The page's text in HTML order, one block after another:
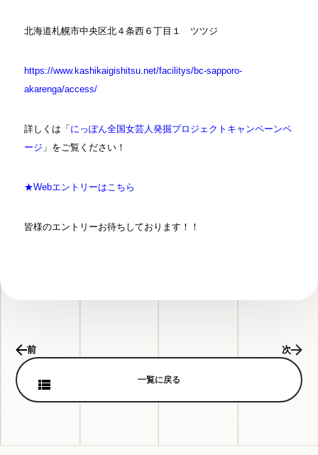
北海道札幌市中央区北４条西６丁目１ ツツジ
https://www.kashikaigishitsu.net/facilitys/bc-sapporo-
akarenga/access/
詳しくは「 にっぽん全国女芸人発掘プロジェクトキャンペーンペ
ージ 」をご覧ください！
★Webエントリーはこちら
皆様のエントリーお待ちしております！！
前 次
一覧に戻る